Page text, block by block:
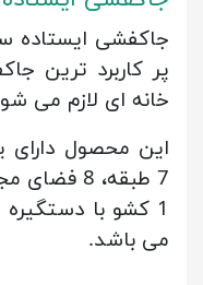
جاکفشی ایستاده
پر کاربرد ترین
خانه ای لازم می
این محصول دارای
7 طبقه، 8
1 کشو با
می باشد.